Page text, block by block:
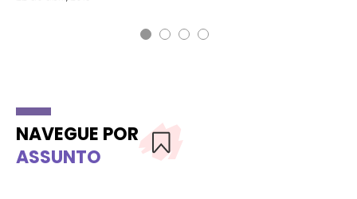
NAVEGUE POR
ASSUNTO